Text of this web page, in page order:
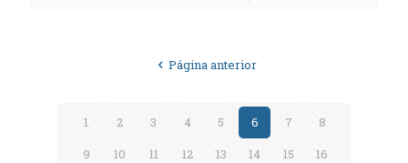
Página anterior
1 2 3 4 5 6 7
8
9
10 11 12 13 14 15
16